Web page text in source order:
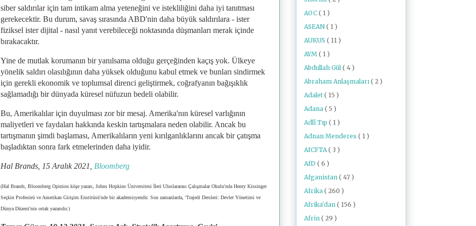
siber saldırılar için tam intikam alma yeteneğini ve istekliliğini daha iyi tanıtması
gerekecektir. Bu durum, savaş sırasında ABD'nin daha büyük saldırılara - ister
fiziksel ister dijital - nasıl yanıt verebileceği noktasında düşmanları merak içinde
bırakacaktır.
Yine de mutlak korumanın bir yanılsama olduğu gerçeğinden kaçış yok. Ülkeye
yönelik saldırı olasılığının daha yüksek olduğunu kabul etmek ve bunları sindirmek
için gerekli ekonomik ve toplumsal direnci geliştirmek, coğrafyanın bağışıklık
sağlamadığı bir dünyada küresel nüfuzun bedeli olabilir.
Bu, Amerikalılar için duyulması zor bir mesaj. Amerika'nın küresel varlığının
maliyetleri ve faydaları hakkında keskin tartışmalara neden olabilir. Ancak bu
tartışmanın şimdi başlaması, Amerikalıların yeni kırılganlıklarını ancak bir çatışma
başladıktan sonra fark etmelerinden daha iyidir.
Hal Brands, 15 Aralık 2021, Bloomberg
(Hal Brands, Bloomberg Opinion köşe yazarı, Johns Hopkins Üniversitesi İleri Uluslararası Çalışmalar Okulu'nda Henry Kissinger
Seçkin Profesörü ve Amerikan Girişim Enstitüsü'nde bir akademisyendir. Son zamanlarda, 'Trajedi Dersleri: Devlet Yönetimi ve
Dünya Düzeni'nin ortak yazarıdır.)
AOC ( 1 )
ASEAN ( 1 )
AUKUS ( 11 )
AYM ( 1 )
Abdullah Gül ( 4 )
Abraham Anlaşmaları ( 2 )
Adalet ( 15 )
Adana ( 5 )
Adlî Tıp ( 1 )
Adnan Menderes ( 1 )
AfCFTA ( 3 )
AfD ( 6 )
Afganistan ( 47 )
Afrika ( 260 )
Afrika'dan ( 156 )
Afrin ( 29 )